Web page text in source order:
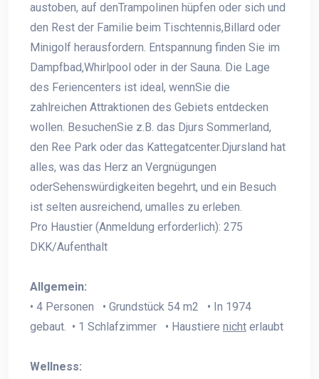
austoben, auf denTrampolinen hüpfen oder sich und
den Rest der Familie beim Tischtennis,Billard oder
Minigolf herausfordern. Entspannung finden Sie im
Dampfbad,Whirlpool oder in der Sauna. Die Lage
des Feriencenters ist ideal, wennSie die
zahlreichen Attraktionen des Gebiets entdecken
wollen. BesuchenSie z.B. das Djurs Sommerland,
den Ree Park oder das Kattegatcenter.Djursland hat
alles, was das Herz an Vergnügungen
oderSehenswürdigkeiten begehrt, und ein Besuch
ist selten ausreichend, umalles zu erleben.
Pro Haustier (Anmeldung erforderlich): 275
DKK/Aufenthalt
Allgemein:
• 4 Personen • Grundstück 54 m2 • In 1974
gebaut. • 1 Schlafzimmer • Haustiere nicht erlaubt
Wellness: